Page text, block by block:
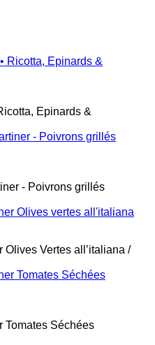
Epinards &
- Poivrons grillés
Olives Vertes all’italiana /
Tomates Séchées